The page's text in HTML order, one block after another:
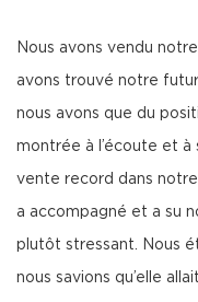
Nous avons vendu
avons trouvé notre
nous avons que du
montrée à l’écoute et à
vente record dans
a accompagné et a su
plutôt stressant. Nous
nous savions qu’elle